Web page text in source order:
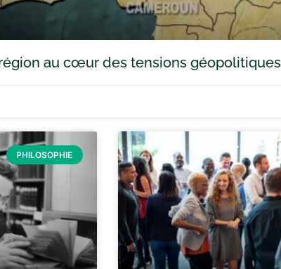
au cœur des tensions géopolitiques
PHILOSOPHIE